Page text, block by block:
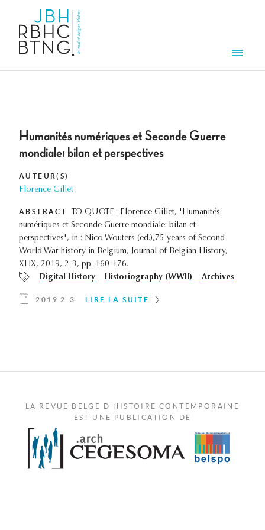
Humanités numériques et Seconde Guerre
mondiale: bilan et perspectives
AUTEUR(S)
Florence Gillet
ABSTRACT
TO QUOTE : Florence Gillet, 'Humanités
numériques et Seconde Guerre mondiale: bilan et
perspectives', in : Nico Wouters (ed.),75 years of Second
World War history in Belgium, Journal of Belgian History,
XLIX, 2019, 2-3, pp. 160-176.
Digital History
Historiography (WWII) Archives
2019 2-3 LIRE LA SUITE
LA REVUE BELGE D'HISTOIRE CONTEMPORAINE
EST UNE PUBLICATION DE